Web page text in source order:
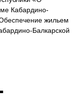
Кабардино-
жильем
Балкарской